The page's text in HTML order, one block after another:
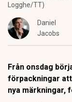
Logghe/TT)
Daniel
Jacobs
Från onsdag
förpackningar
nya märkningar,